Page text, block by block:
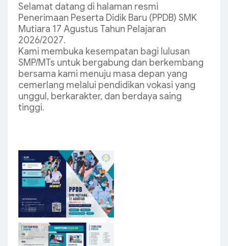
Selamat datang di halaman resmi
Penerimaan Peserta Didik Baru (PPDB) SMK
Mutiara 17 Agustus Tahun Pelajaran
2026/2027.
Kami membuka kesempatan bagi lulusan
SMP/MTs untuk bergabung dan berkembang
bersama kami menuju masa depan yang
cemerlang melalui pendidikan vokasi yang
unggul, berkarakter, dan berdaya saing
tinggi.